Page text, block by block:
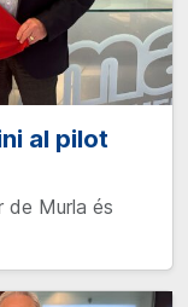
al pilot
de Murla és